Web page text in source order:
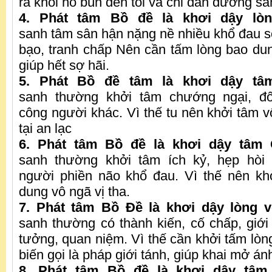
4. Phát tâm Bồ đề là khơi dậy
sanh tâm sân hận nặng nề nhiều khổ đau
bạo, tranh chấp Nên cần tấm lòng bao
giúp hết sợ hãi.
5. Phát Bồ đề tâm là khơi dậy
sanh thường khởi tâm chướng ngại,
công người khác. Vì thế tu nên khởi tâm
tại an lạc
6. Phát tâm Bồ đề là khơi dậy tâm
sanh thường khởi tâm ích kỷ, hẹp
người phiền não khổ đau. Vì thế nên
dung vô ngã vị tha.
7. Phát tâm Bồ Đề là khơi dậy lòng
sanh thường có thành kiến, cố chấp,
tưởng, quan niệm. Vì thế cần khởi tấm
biến gọi là pháp giới tánh, giúp khai mở